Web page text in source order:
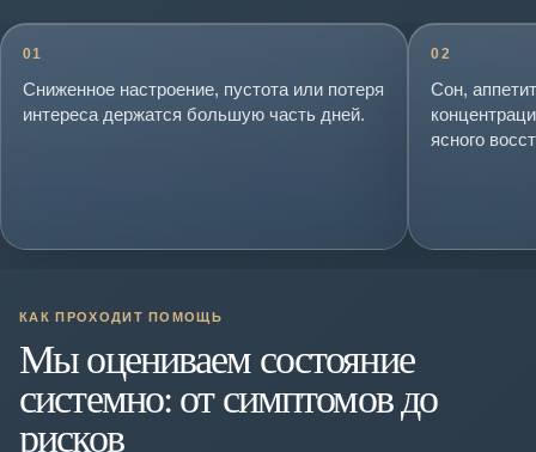
01
Сниженное настроение, пустота или потеря
интереса держатся большую часть дней.
02
Сон,
ясного
КАК ПРОХОДИТ ПОМОЩЬ
Мы оцениваем состояние
системно: от симптомов до
рисков